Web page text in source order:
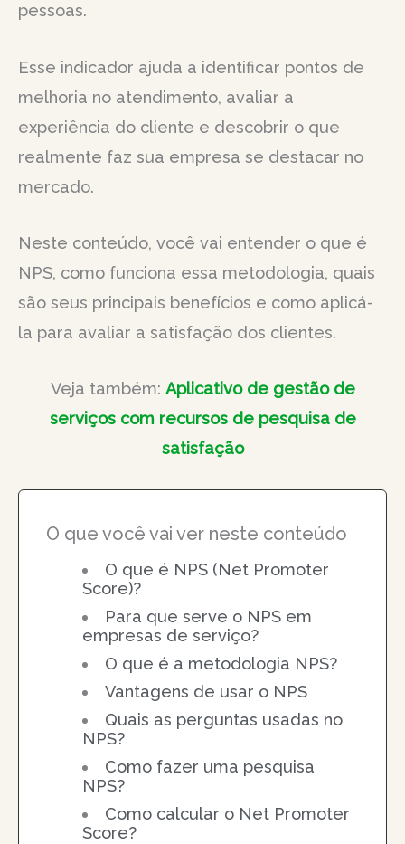
pessoas.
Esse indicador ajuda a identificar pontos de
melhoria no atendimento, avaliar a
experiência do cliente e descobrir o que
realmente faz sua empresa se destacar no
mercado.
Neste conteúdo, você vai entender o que é
NPS, como funciona essa metodologia, quais
são seus principais benefícios e como aplicá-
la para avaliar a satisfação dos clientes.
Veja também: Aplicativo de gestão de
serviços com recursos de pesquisa de
satisfação
O que você vai ver neste conteúdo
O que é NPS (Net Promoter
Score)?
Para que serve o NPS em
empresas de serviço?
O que é a metodologia NPS?
Vantagens de usar o NPS
Quais as perguntas usadas no
NPS?
Como fazer uma pesquisa
NPS?
Como calcular o Net Promoter
Score?